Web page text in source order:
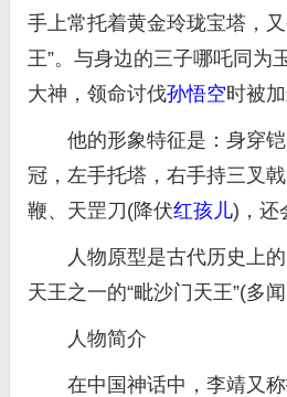
手上常托着黄金玲珑宝塔，
王”。与身边的三子哪吒同为
大神，领命讨伐孙悟空时被加
他的形象特征是：身穿铠
冠，左手托塔，右手持三叉
鞭、天罡刀(降伏红孩儿)，还
人物原型是古代历史上的
天王之一的“毗沙门天王”(多闻
人物简介
在中国神话中，李靖又称